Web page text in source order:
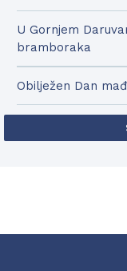
U Gornjem
bramboraka
Obilježen Dan